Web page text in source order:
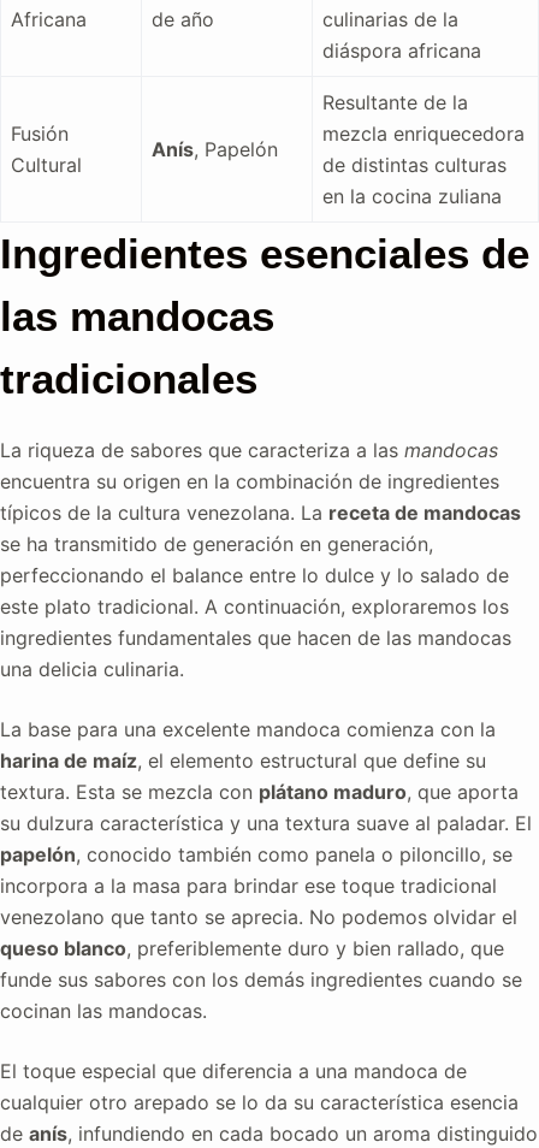
Africana de año
culinarias de la
diáspora africana
Fusión
Cultural
Anís, Papelón
Resultante de la
mezcla enriquecedora
de distintas culturas
en la cocina zuliana
Ingredientes esenciales de
las mandocas
tradicionales
La riqueza de sabores que caracteriza a las mandocas
encuentra su origen en la combinación de ingredientes
típicos de la cultura venezolana. La receta de mandocas
se ha transmitido de generación en generación,
perfeccionando el balance entre lo dulce y lo salado de
este plato tradicional. A continuación, exploraremos los
ingredientes fundamentales que hacen de las mandocas
una delicia culinaria.
La base para una excelente mandoca comienza con la
harina de maíz, el elemento estructural que define su
textura. Esta se mezcla con plátano maduro, que aporta
su dulzura característica y una textura suave al paladar. El
papelón, conocido también como panela o piloncillo, se
incorpora a la masa para brindar ese toque tradicional
venezolano que tanto se aprecia. No podemos olvidar el
queso blanco, preferiblemente duro y bien rallado, que
funde sus sabores con los demás ingredientes cuando se
cocinan las mandocas.
El toque especial que diferencia a una mandoca de
cualquier otro arepado se lo da su característica esencia
de anís, infundiendo en cada bocado un aroma distinguido